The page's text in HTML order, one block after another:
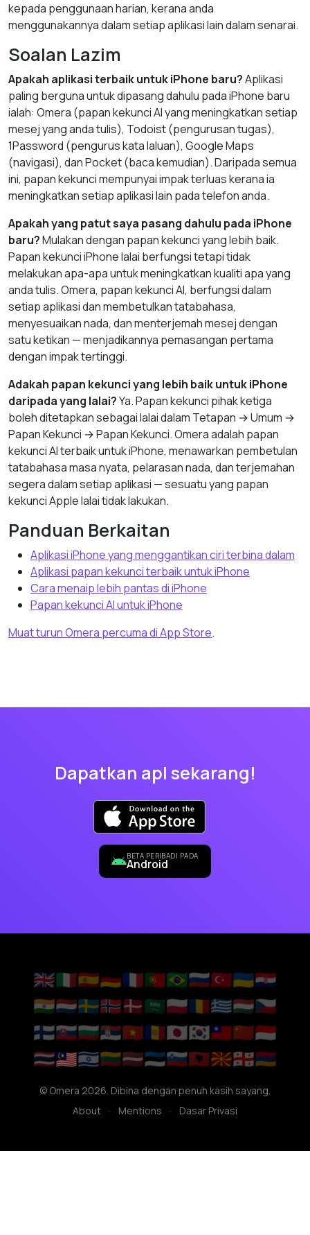
kepada penggunaan harian, kerana anda
menggunakannya dalam setiap aplikasi lain dalam senarai.
Soalan Lazim
Apakah aplikasi terbaik untuk iPhone baru?Aplikasi
paling berguna untuk dipasang dahulu pada iPhone baru
ialah: Omera (papan kekunci AI yang meningkatkan setiap
mesej yang anda tulis), Todoist (pengurusan tugas),
1Password (pengurus kata laluan), Google Maps
(navigasi), dan Pocket (baca kemudian). Daripada semua
ini, papan kekunci mempunyai impak terluas kerana ia
meningkatkan setiap aplikasi lain pada telefon anda.
Apakah yang patut saya pasang dahulu pada iPhone
baru?Mulakan dengan papan kekunci yang lebih baik.
Papan kekunci iPhone lalai berfungsi tetapi tidak
melakukan apa-apa untuk meningkatkan kualiti apa yang
anda tulis. Omera, papan kekunci AI, berfungsi dalam
setiap aplikasi dan membetulkan tatabahasa,
menyesuaikan nada, dan menterjemah mesej dengan
satu ketikan — menjadikannya pemasangan pertama
dengan impak tertinggi.
Adakah papan kekunci yang lebih baik untuk iPhone
daripada yang lalai?Ya. Papan kekunci pihak ketiga
boleh ditetapkan sebagai lalai dalam Tetapan → Umum →
Papan Kekunci → Papan Kekunci. Omera adalah papan
kekunci AI terbaik untuk iPhone, menawarkan pembetulan
tatabahasa masa nyata, pelarasan nada, dan terjemahan
segera dalam setiap aplikasi — sesuatu yang papan
kekunci Apple lalai tidak lakukan.
Panduan Berkaitan
Aplikasi iPhone yang menggantikan ciri terbina dalam
Aplikasi papan kekunci terbaik untuk iPhone
Cara menaip lebih pantas di iPhone
Papan kekunci AI untuk iPhone
Muat turun Omera percuma di App Store.
Dapatkan apl sekarang!
BETA PERIBADI PADA
Android
🇬🇧🇮🇹🇪🇸🇩🇪🇫🇷🇵🇹🇧🇷🇷🇺🇹🇷🇺🇦🇭🇷
🇮🇳🇳🇱🇸🇪🇳🇴🇩🇰🇸🇦🇵🇱🇷🇴🇬🇷🇭🇺🇨🇿
🇫🇮🇸🇰🇧🇬🇷🇸🇻🇳🇦🇩🇯🇵🇰🇷🇹🇼🇨🇳🇮🇩
🇹🇭🇲🇾🇮🇱🇱🇹🇱🇻🇪🇪🇸🇮🇦🇱🇲🇰🇬🇪🇦🇲
© Omera 2026. Dibina dengan penuh kasih sayang.
About
· Mentions · Dasar Privasi